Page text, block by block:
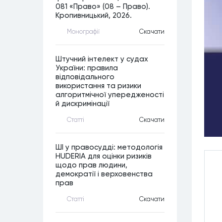
081 «Право» (08 – Право).
Кропивницький, 2026.
Монографiї Скачати
Штучний інтелект у судах
України: правила
відповідального
використання та ризики
алгоритмічної упередженості
й дискримінації
Статтi Скачати
ШІ у правосудді: методологія
HUDERIA для оцінки ризиків
щодо прав людини,
демократії і верховенства
прав
Статтi Скачати